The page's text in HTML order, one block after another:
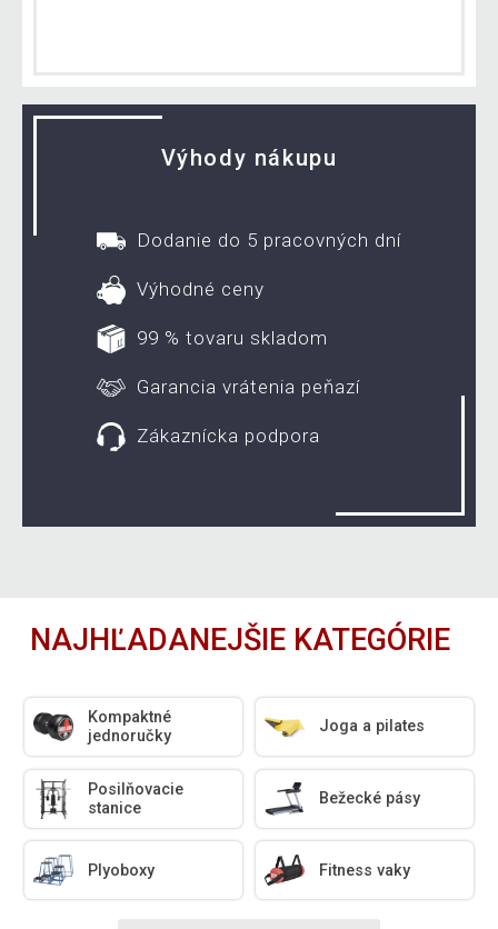
Výhody nákupu
Dodanie do 5 pracovných dní
Výhodné ceny
99 % tovaru skladom
Garancia vrátenia peňazí
Zákaznícka podpora
NAJHĽADANEJŠIE KATEGÓRIE
Kompaktné
jednoručky
Joga a pilates
Posilňovacie
stanice
Bežecké pásy
Plyoboxy Fitness vaky